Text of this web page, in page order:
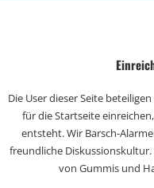
Die User dieser Seite
für die Startseite
entsteht. Wir Barsch-
freundliche
von Gummis und